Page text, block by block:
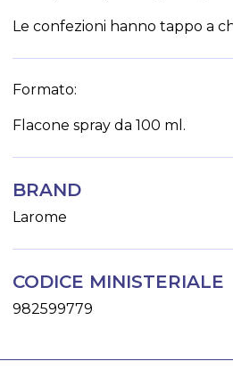
Le confezioni hanno tappo a
Formato:
Flacone spray da 100 ml.
BRAND
Larome
CODICE MINISTERIALE
982599779